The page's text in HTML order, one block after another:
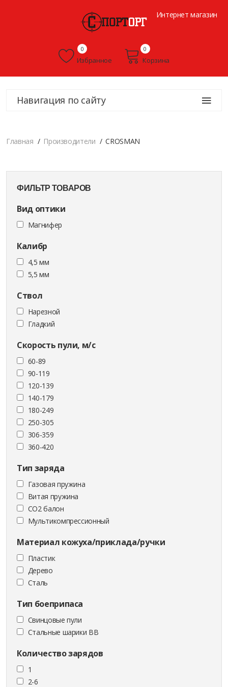
Интернет магазин
Избранное
0
Корзина
0
Навигация по сайту
Главная Производители CROSMAN
ФИЛЬТР ТОВАРОВ
Вид оптики
Магнифер
Калибр
4,5 мм
5,5 мм
Ствол
Нарезной
Гладкий
Скорость пули, м/с
60-89
90-119
120-139
140-179
180-249
250-305
306-359
360-420
Тип заряда
Газовая пружина
Витая пружина
CO2 балон
Мультикомпрессионный
Материал кожуха/приклада/ручки
Пластик
Дерево
Сталь
Тип боеприпаса
Cвинцовые пули
Стальные шарики ВВ
Количество зарядов
1
2-6